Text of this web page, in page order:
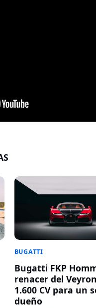
BUGATTI
Bugatti FKP
renacer del
1.600 CV para un
dueño